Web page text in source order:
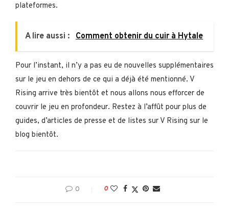
plateformes.
A lire aussi : Comment obtenir du cuir à Hytale
Pour l’instant, il n’y a pas eu de nouvelles supplémentaires
sur le jeu en dehors de ce qui a déjà été mentionné. V
Rising arrive très bientôt et nous allons nous efforcer de
couvrir le jeu en profondeur. Restez à l’affût pour plus de
guides, d’articles de presse et de listes sur V Rising sur le
blog bientôt.
0 0